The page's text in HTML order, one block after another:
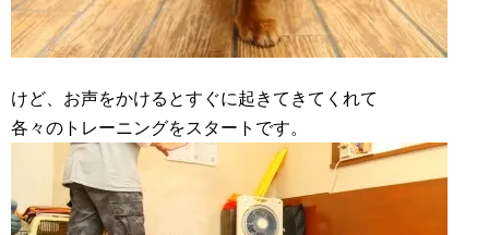
けど、お声をかけるとすぐに起きてきてくれて
各々のトレーニングをスタートです。